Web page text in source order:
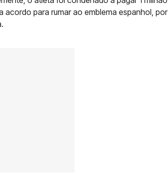
acordo para rumar ao emblema espanhol, por